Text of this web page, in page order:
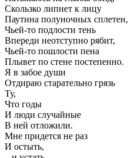
Скользко липнет к лицу
Паутина полуночных сплетен,
Чьей-то подлости тень
Впереди неотступно рябит,
Чьей-то пошлости пена
Плывет по стене постепенно.
Я в забое души
Отдираю старательно грязь
Ту,
Что годы
И люди случайные
В ней отложили.
Мне придется не раз
И остыть,